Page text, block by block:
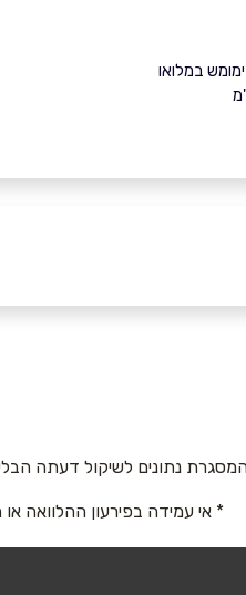
במלואו
נתונים לשיקול דעתה
* אי עמידה בפירעון ההלוואה